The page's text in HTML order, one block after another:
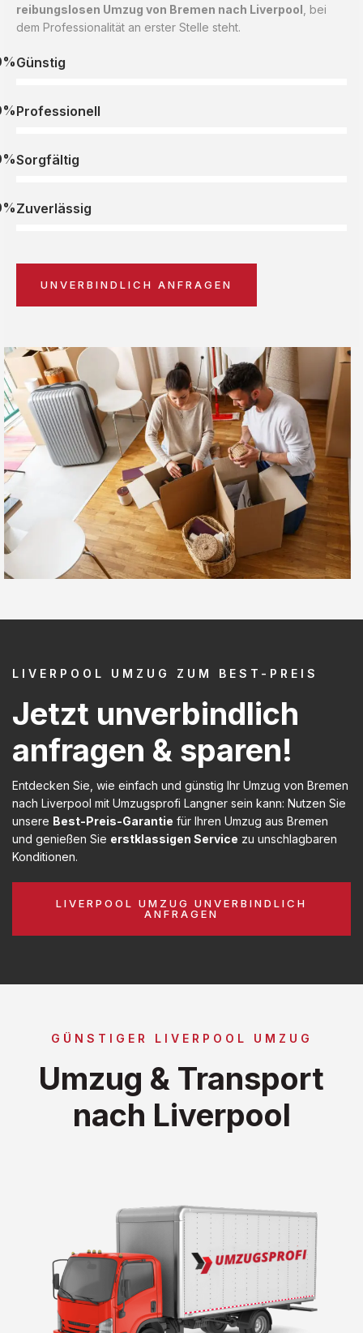
reibungslosen Umzug von Bremen nach Liverpool , bei
dem Professionalität an erster Stelle steht.
Günstig
Professionell
Sorgfältig
Zuverlässig
UNVERBINDLICH ANFRAGEN
LIVERPOOL UMZUG ZUM BEST-PREIS
Jetzt unverbindlich
anfragen & sparen!
Entdecken Sie, wie einfach und günstig Ihr Umzug von Bremen
nach Liverpool mit Umzugsprofi Langner sein kann: Nutzen Sie
unsere Best-Preis-Garantie für Ihren Umzug aus Bremen
und genießen Sie erstklassigen Service zu unschlagbaren
Konditionen.
LIVERPOOL UMZUG UNVERBINDLICH
ANFRAGEN
GÜNSTIGER LIVERPOOL UMZUG
Umzug & Transport
nach Liverpool